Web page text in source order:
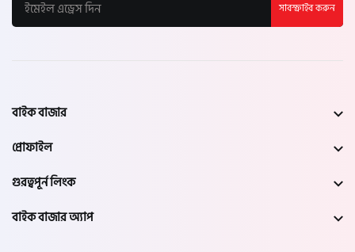
সাবস্ক্রাইব করুন
বাইক বাজার
প্রোফাইল
গুরত্বপূর্ন লিংক
বাইক বাজার অ্যাপ